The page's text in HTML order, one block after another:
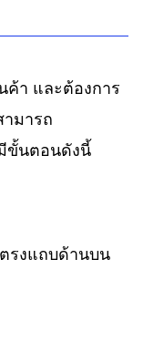
า และต้องการ
ามารถ
ขั้นตอนดังนี้
รงแถบด้านบน